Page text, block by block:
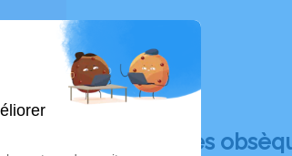
Déroulé des